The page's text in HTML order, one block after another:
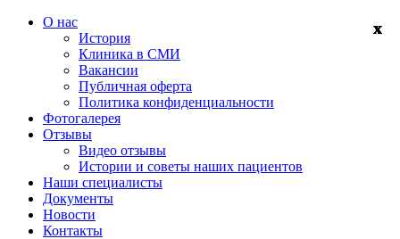
О нас
История
Клиника в СМИ
Вакансии
Публичная оферта
Политика конфиденциальности
Фотогалерея
Отзывы
Видео отзывы
Истории и советы наших пациентов
Наши специалисты
Документы
Новости
Контакты